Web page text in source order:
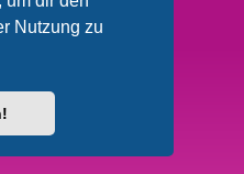
Nutzung zu